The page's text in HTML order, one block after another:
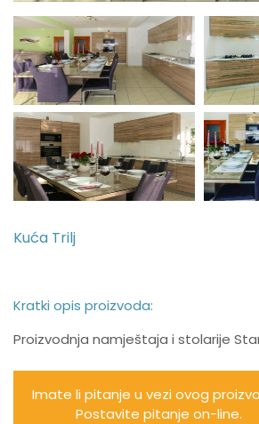
Kuća Trilj
Kratki opis proizvoda:
Proizvodnja namještaja i stolarije
Imate li pitanje u vezi ovog
Postavite pitanje on-line.